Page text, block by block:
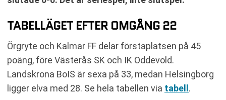
TABELLÄGET EFTER OMGÅNG 22
Örgryte och Kalmar FF delar förstaplatsen på 45
poäng, före Västerås SK och IK Oddevold.
Landskrona BoIS är sexa på 33, medan Helsingborg
ligger elva med 28. Se hela tabellen via tabell .